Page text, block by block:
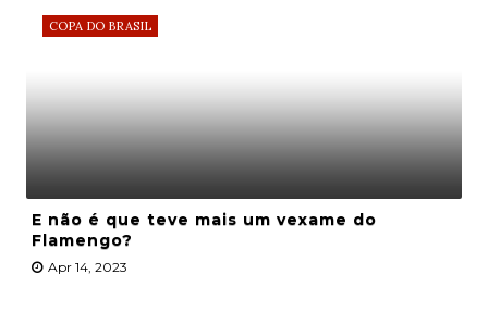
COPA DO BRASIL
E não é que teve mais um vexame do
Flamengo?
Apr 14, 2023